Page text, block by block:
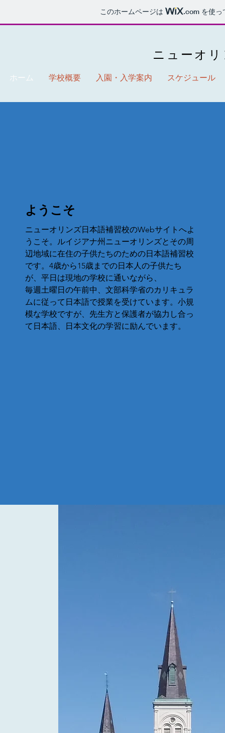
このホームページは .com を使っ
ニューオ
ホーム 学校概要 入園・入学案内 スケジュール
ようこそ
ニューオリンズ日本語補習校のWebサイトへよ
うこそ。ルイジアナ州ニューオリンズとその周
辺地域に在住の子供たちのための日本語補習校
です。4歳から15歳までの日本人の子供たち
が、平日は現地の学校に通いながら、
毎週土曜日の午前中、文部科学省のカリキュラ
ムに従って日本語で授業を受けています。小規
模な学校ですが、先生方と保護者が協力し合っ
て日本語、日本文化の学習に励んでいます。